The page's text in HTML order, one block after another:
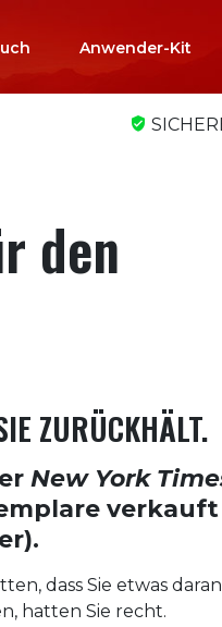
Anwender-Kit
den
ZURÜCKHÄLT.
New York
dass Sie etwas
hatten Sie recht.